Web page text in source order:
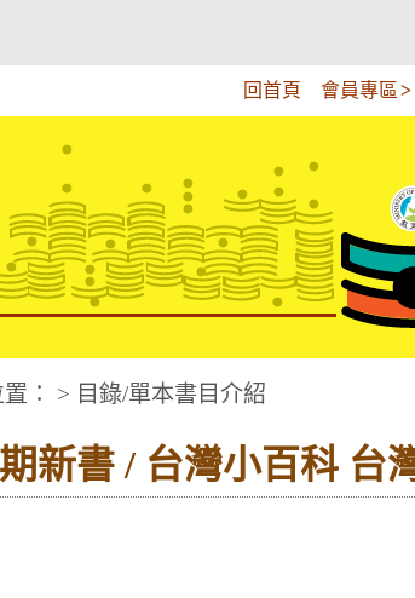
回首頁 會員專區
子圖書網
： > 目錄/單本書目介紹
新書 / 台灣小百科 台